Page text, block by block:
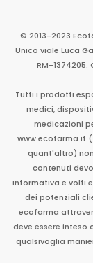
© 2013-2023
Unico viale Luca
RM-1374205.
Tutti i prodotti
medici,
medicazioni
www.ecofarma.it
quant'altro)
contenuti
informativa e volti
dei potenziali
ecofarma
deve essere
qualsivoglia